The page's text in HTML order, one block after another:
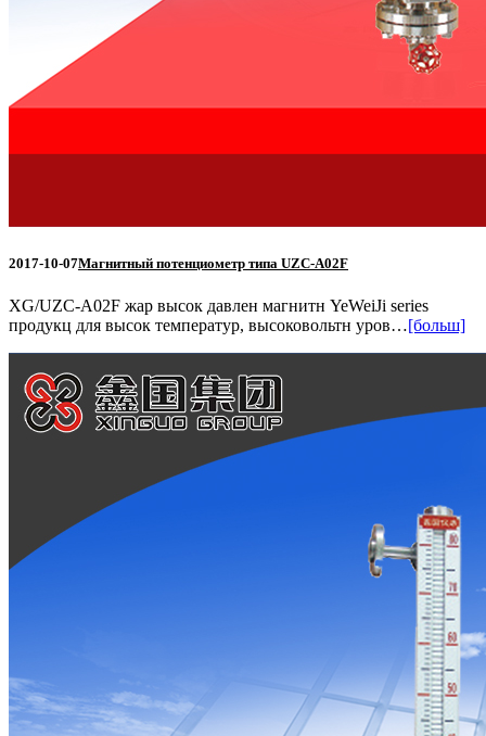
2017-10-07Магнитный потенциометр типа UZC-A02F
XG/UZC-A02F жар высок давлен магнитн YeWeiJi series
продукц для высок температур, высоковольтн уров…[больш]